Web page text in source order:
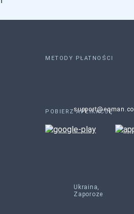
support@eqman.co
Ukraina,
Zaporoze
METODY PŁATNOŚCI
POBIERZ APLIKACJĘ